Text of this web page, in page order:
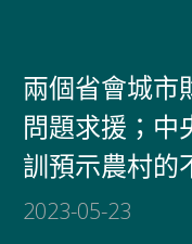
兩個省會城市
問題求援；中
訓預示農村的
2023-05-23